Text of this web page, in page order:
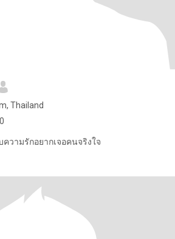
Thailand
ความรักอยากเจอคนจริงใจ